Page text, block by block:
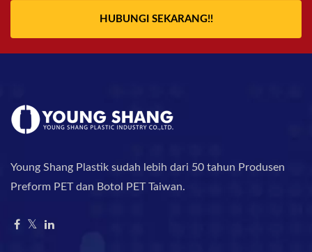
HUBUNGI SEKARANG!!
Young Shang Plastik sudah lebih dari 50 tahun Produsen
Preform PET dan Botol PET Taiwan.